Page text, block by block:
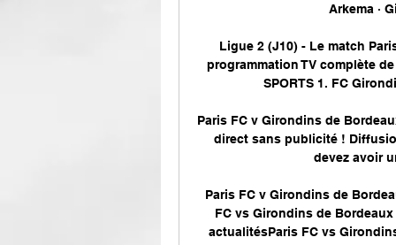
Arkema ·
Ligue 2 (J10) - Le match
programmation TV complète
SPORTS 1. FC
Paris FC v Girondins de
direct sans publicité !
devez avoir
Paris FC v Girondins de
FC vs Girondins de
actualitésParis FC vs